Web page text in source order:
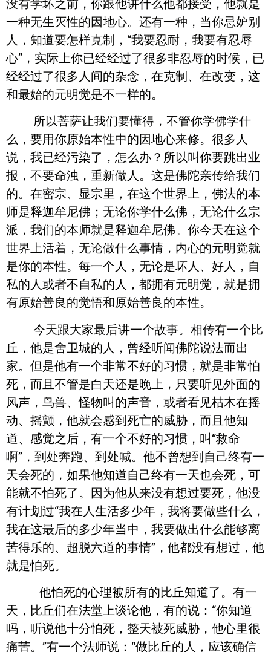
没有学坏之前，你跟他讲什么他都接受，他就是
一种无生灭性的因地心。还有一种，当你忌妒别
人，知道要怎样克制，“我要忍耐，我要有忍辱
心”，实际上你已经经过了很多非忍辱的时候，已
经经过了很多人间的杂念，在克制、在改变，这
和最始的元明觉是不一样的。
所以菩萨让我们要懂得，不管你学佛学什
么，要用你原始本性中的因地心来修。很多人
说，我已经污染了，怎么办？所以叫你要跳出业
报，不要命浊，重新做人。这是佛陀亲传给我们
的。在密宗、显宗里，在这个世界上，佛法的本
师是释迦牟尼佛；无论你学什么佛，无论什么宗
派，我们的本师就是释迦牟尼佛。你今天在这个
世界上活着，无论做什么事情，内心的元明觉就
是你的本性。每一个人，无论是坏人、好人，自
私的人或者不自私的人，都拥有元明觉，就是拥
有原始善良的觉悟和原始善良的本性。
今天跟大家最后讲一个故事。相传有一个比
丘，他是舍卫城的人，曾经听闻佛陀说法而出
家。但是他有一个非常不好的习惯，就是非常怕
死，而且不管是白天还是晚上，只要听见外面的
风声，鸟兽、怪物叫的声音，或者看见枯木在摇
动、摇颤，他就会感到死亡的威胁，而且他知
道、感觉之后，有一个不好的习惯，叫“救命
啊”，到处奔跑、到处喊。他不曾想到自己终有一
天会死的，如果他知道自己终有一天也会死，可
能就不怕死了。因为他从来没有想过要死，他没
有计划过“我在人生活多少年，我将要做些什么，
我在这最后的多少年当中，我要做出什么能够离
苦得乐的、超脱六道的事情”，他都没有想过，他
就是怕死。
他怕死的心理被所有的比丘知道了。有一
天，比丘们在法堂上谈论他，有的说：“你知道
吗，听说他十分怕死，整天被死威胁，他心里很
痛苦。”有一个法师说：“做比丘的人，应该确信